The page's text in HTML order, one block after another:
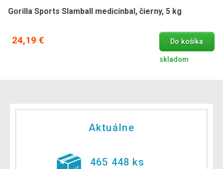
Gorilla Sports Slamball medicinbal, čierny, 5 kg
24,19 € Do košíka
skladom
Aktuálne
465 448 ks